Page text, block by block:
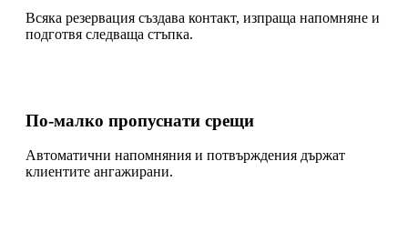
Всяка резервация създава контакт, изпраща напомняне и
подготвя следваща стъпка.
По-малко пропуснати срещи
Автоматични напомняния и потвърждения държат
клиентите ангажирани.